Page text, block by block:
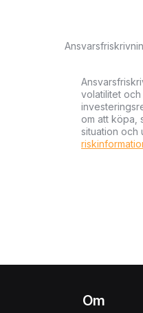
volatilitet
om att köpa,
situation och
Om